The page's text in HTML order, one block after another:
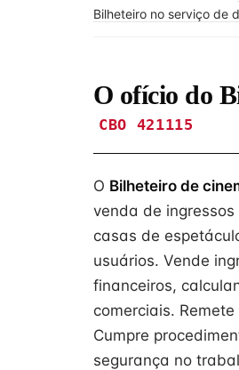
Bilheteiro no serviço de
O ofício do
CBO 421115
O Bilheteiro de
venda de
casas de
usuários. Vende
financeiros,
comerciais.
Cumpre
segurança no